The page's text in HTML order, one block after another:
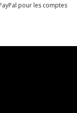
pour les comptes